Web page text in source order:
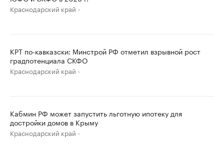
Краснодарский край
КРТ по-кавказски: Минстрой РФ отметил взрывной рост
градпотенциала СКФО
Краснодарский край
Кабмин РФ может запустить льготную ипотеку для
достройки домов в Крыму
Краснодарский край